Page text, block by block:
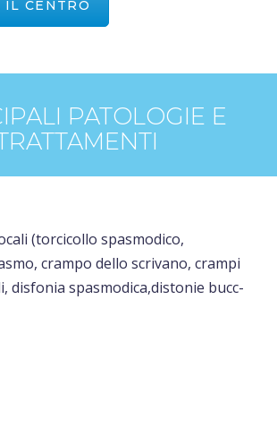
CENTRO
PATOLOGIE E
(torcicollo spasmodico,
crampo dello scrivano, crampi
disfonia spasmodica,distonie bucc-